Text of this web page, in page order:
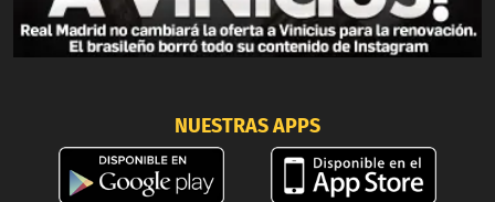
NUESTRAS APPS